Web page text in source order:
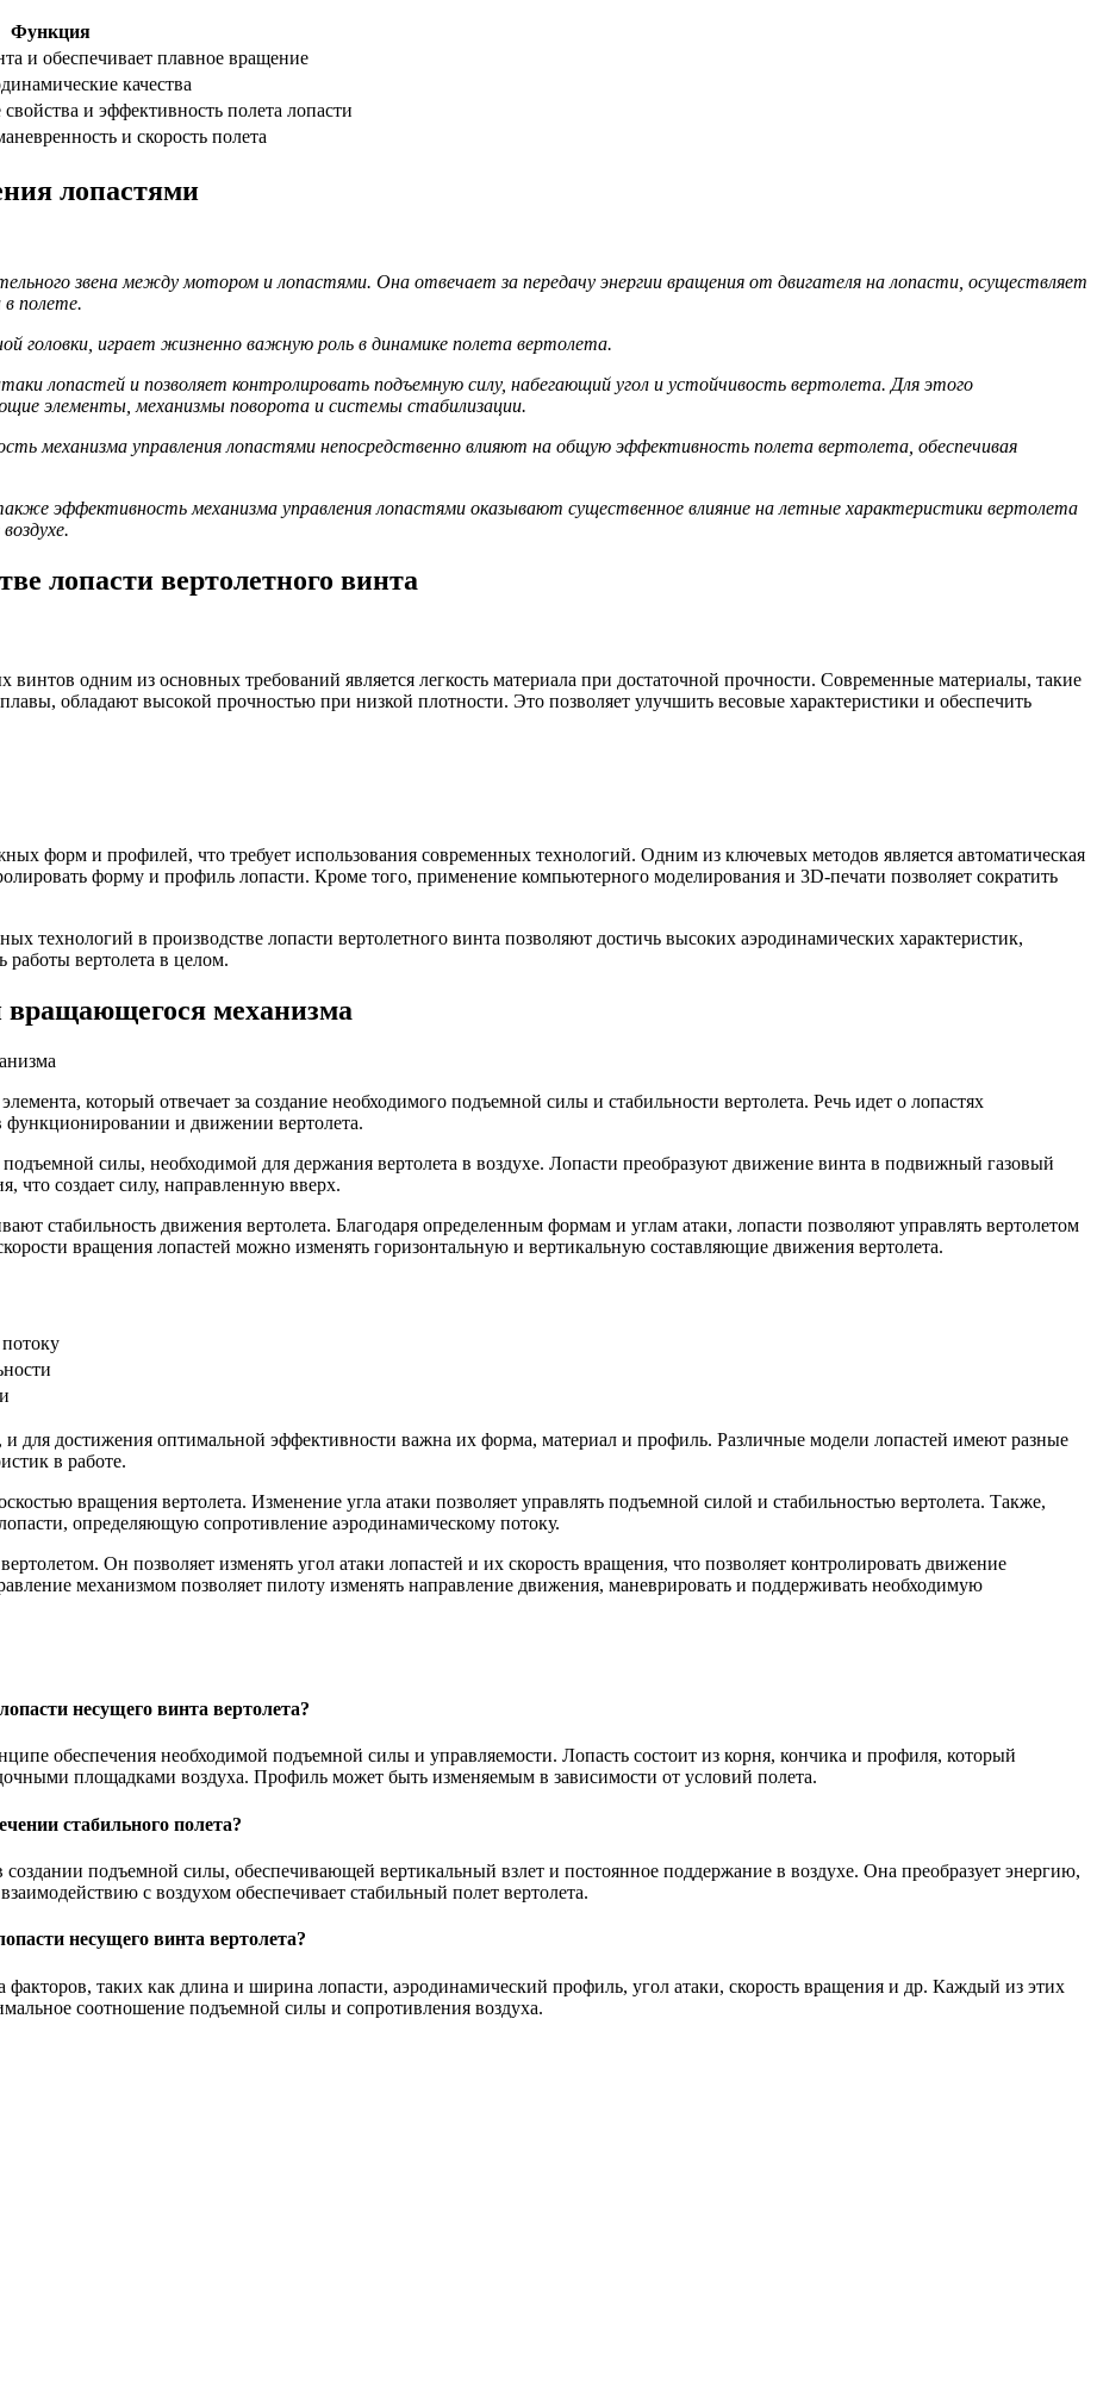
Функция
и обеспечивает плавное вращение
качества
и эффективность полета лопасти
и скорость полета
лопастями
звена между мотором и лопастями. Она отвечает за передачу энергии вращения от двигателя на лопасти, осуществляет
полете.
головки, играет жизненно важную роль в динамике полета вертолета.
лопастей и позволяет контролировать подъемную силу, набегающий угол и устойчивость вертолета. Для этого
элементы, механизмы поворота и системы стабилизации.
механизма управления лопастями непосредственно влияют на общую эффективность полета вертолета, обеспечивая
эффективность механизма управления лопастями оказывают существенное влияние на летные характеристики вертолета
лопасти вертолетного винта
винтов одним из основных требований является легкость материала при достаточной прочности. Современные материалы, такие
обладают высокой прочностью при низкой плотности. Это позволяет улучшить весовые характеристики и обеспечить
форм и профилей, что требует использования современных технологий. Одним из ключевых методов является автоматическая
форму и профиль лопасти. Кроме того, применение компьютерного моделирования и 3D-печати позволяет сократить
технологий в производстве лопасти вертолетного винта позволяют достичь высоких аэродинамических характеристик,
работы вертолета в целом.
механизма
который отвечает за создание необходимого подъемной силы и стабильности вертолета. Речь идет о лопастях
и движении вертолета.
силы, необходимой для держания вертолета в воздухе. Лопасти преобразуют движение винта в подвижный газовый
что создает силу, направленную вверх.
стабильность движения вертолета. Благодаря определенным формам и углам атаки, лопасти позволяют управлять вертолетом
вращения лопастей можно изменять горизонтальную и вертикальную составляющие движения вертолета.
для достижения оптимальной эффективности важна их форма, материал и профиль. Различные модели лопастей имеют разные
в работе.
вращения вертолета. Изменение угла атаки позволяет управлять подъемной силой и стабильностью вертолета. Также,
определяющую сопротивление аэродинамическому потоку.
Он позволяет изменять угол атаки лопастей и их скорость вращения, что позволяет контролировать движение
механизмом позволяет пилоту изменять направление движения, маневрировать и поддерживать необходимую
несущего винта вертолета?
обеспечения необходимой подъемной силы и управляемости. Лопасть состоит из корня, кончика и профиля, который
площадками воздуха. Профиль может быть изменяемым в зависимости от условий полета.
стабильного полета?
подъемной силы, обеспечивающей вертикальный взлет и постоянное поддержание в воздухе. Она преобразует энергию,
с воздухом обеспечивает стабильный полет вертолета.
несущего винта вертолета?
факторов, таких как длина и ширина лопасти, аэродинамический профиль, угол атаки, скорость вращения и др. Каждый из этих
соотношение подъемной силы и сопротивления воздуха.